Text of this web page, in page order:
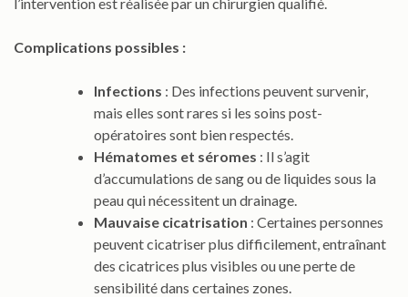
Complications possibles :
Infections : Des infections peuvent survenir,
mais elles sont rares si les soins post-
opératoires sont bien respectés.
Hématomes et séromes : Il s’agit
d’accumulations de sang ou de liquides sous la
peau qui nécessitent un drainage.
Mauvaise cicatrisation : Certaines personnes
peuvent cicatriser plus difficilement, entraînant
des cicatrices plus visibles ou une perte de
sensibilité dans certaines zones.